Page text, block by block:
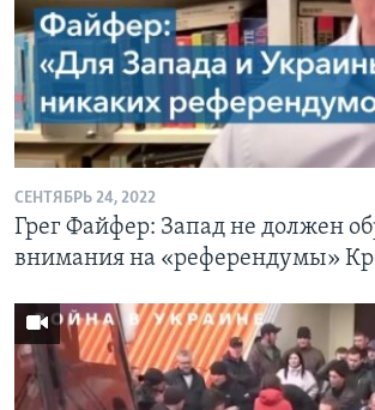
СЕНТЯБРЬ 24, 2022
Грег Файфер: Запад не должен
внимания на «референдумы»